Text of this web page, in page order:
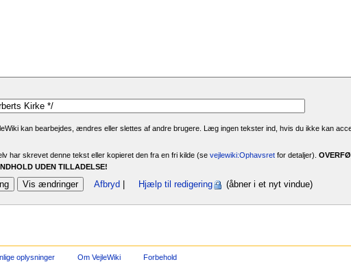
kan bearbejdes, ændres eller slettes af andre brugere. Læg ingen tekster ind, hvis du ikke kan
har skrevet denne tekst eller kopieret den fra en fri kilde (se vejlewiki:Ophavsretfor detaljer).
UDEN TILLADELSE!
Afbryd Hjælp til redigering (åbner i et nyt vindue)
oplysninger Om VejleWiki Forbehold